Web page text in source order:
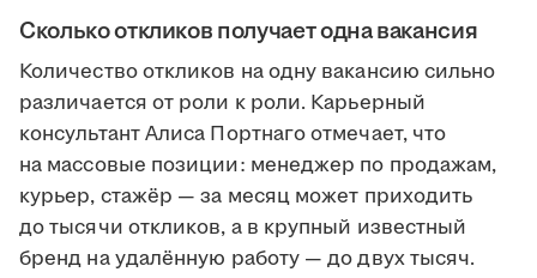
Сколько откликов получает одна вакансия
Количество откликов на одну вакансию сильно
различается от роли к роли. Карьерный
консультант Алиса Портнаго отмечает, что
на массовые позиции: менеджер по продажам,
курьер, стажёр — за месяц может приходить
до тысячи откликов, а в крупный известный
бренд на удалённую работу — до двух тысяч.